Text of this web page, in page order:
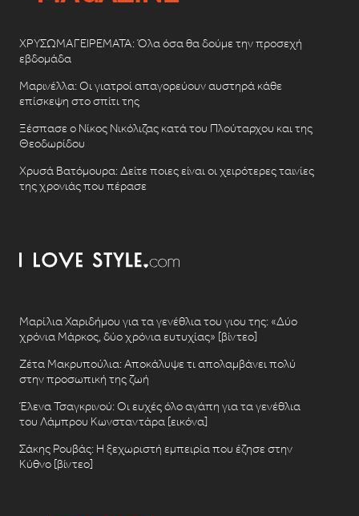
ΧΡΥΣΩΜΑΓΕΙΡΕΜΑΤΑ: Όλα όσα θα δούμε την προσεχή
εβδομάδα
Μαρινέλλα: Οι γιατροί απαγορεύουν αυστηρά κάθε
επίσκεψη στο σπίτι της
Ξέσπασε ο Νίκος Νικόλιζας κατά του Πλούταρχου και της
Θεοδωρίδου
Χρυσά Βατόμουρα: Δείτε ποιες είναι οι χειρότερες ταινίες
της χρονιάς που πέρασε
Μαρίλια Χαριδήμου για τα γενέθλια του γιου της: «Δύο
χρόνια Μάρκος, δύο χρόνια ευτυχίας» [βίντεο]
Ζέτα Μακρυπούλια: Αποκάλυψε τι απολαμβάνει πολύ
στην προσωπική της ζωή
Έλενα Τσαγκρινού: Οι ευχές όλο αγάπη για τα γενέθλια
του Λάμπρου Κωνσταντάρα [εικόνα]
Σάκης Ρουβάς: Η ξεχωριστή εμπειρία που έζησε στην
Κύθνο [βίντεο]